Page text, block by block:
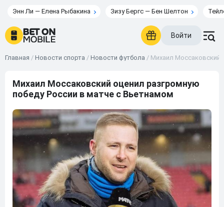
Энн Ли — Елена Рыбакина Зизу Бергс — Бен Шелтон
Войти
Главная / Новости спорта / Новости футбола / Михаил Моссаковский
Михаил Моссаковский оценил разгромную
победу России в матче с Вьетнамом